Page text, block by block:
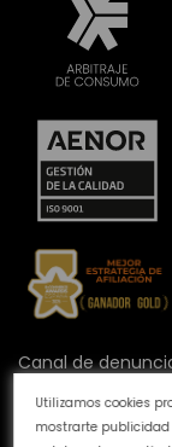
Utilizamos cookies
mostrarte
Canal de
Calidad y